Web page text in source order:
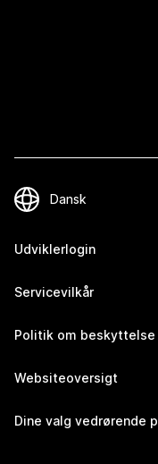
Udviklerlogin
Servicevilkår
Politik om beskyttelse
Websiteoversigt
Dine valg vedrørende